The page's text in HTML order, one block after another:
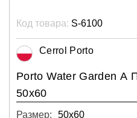
Код товара: S-6100
Cerrol Porto
Porto Water Garden А
50х60
Размер:
50х60